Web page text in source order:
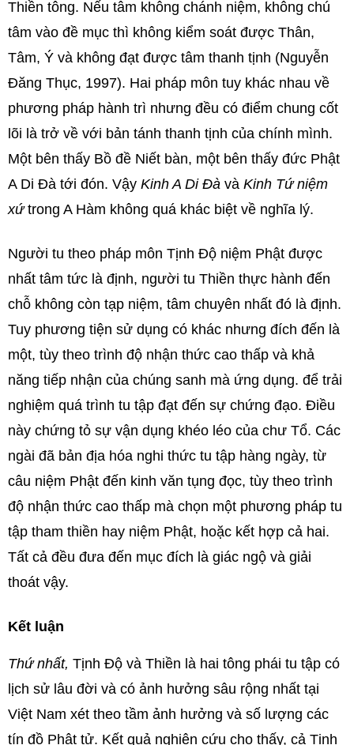
Thiền tông. Nếu tâm không chánh niệm, không chú
tâm vào đề mục thì không kiểm soát được Thân,
Tâm, Ý và không đạt được tâm thanh tịnh (Nguyễn
Đăng Thục, 1997). Hai pháp môn tuy khác nhau về
phương pháp hành trì nhưng đều có điểm chung cốt
lõi là trở về với bản tánh thanh tịnh của chính mình.
Một bên thấy Bồ đề Niết bàn, một bên thấy đức Phật
A Di Đà tới đón. Vậy Kinh A Di Đà và Kinh Tứ niệm
xứtrong A Hàm không quá khác biệt về nghĩa lý.
Người tu theo pháp môn Tịnh Độ niệm Phật được
nhất tâm tức là định, người tu Thiền thực hành đến
chỗ không còn tạp niệm, tâm chuyên nhất đó là định.
Tuy phương tiện sử dụng có khác nhưng đích đến là
một, tùy theo trình độ nhận thức cao thấp và khả
năng tiếp nhận của chúng sanh mà ứng dụng. để trải
nghiệm quá trình tu tập đạt đến sự chứng đạo. Điều
này chứng tỏ sự vận dụng khéo léo của chư Tổ. Các
ngài đã bản địa hóa nghi thức tu tập hàng ngày, từ
câu niệm Phật đến kinh văn tụng đọc, tùy theo trình
độ nhận thức cao thấp mà chọn một phương pháp tu
tập tham thiền hay niệm Phật, hoặc kết hợp cả hai.
Tất cả đều đưa đến mục đích là giác ngộ và giải
thoát vậy.
Kết luận
Thứ nhất, Tịnh Độ và Thiền là hai tông phái tu tập có
lịch sử lâu đời và có ảnh hưởng sâu rộng nhất tại
Việt Nam xét theo tầm ảnh hưởng và số lượng các
tín đồ Phật tử. Kết quả nghiên cứu cho thấy, cả Tịnh